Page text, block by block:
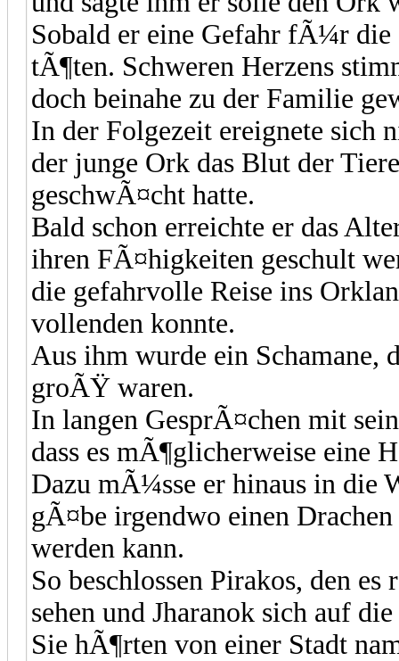
Sobald er eine Gefahr fÃ¼r die
tÃ¶ten. Schweren Herzens
doch beinahe zu der Familie
In der Folgezeit ereignete sich
der junge Ork das Blut der
geschwÃ¤cht hatte.
Bald schon erreichte er das
ihren FÃ¤higkeiten geschult
die gefahrvolle Reise ins
vollenden konnte.
Aus ihm wurde ein
groÃŸ waren.
In langen GesprÃ¤chen mit
dass es mÃ¶glicherweise
Dazu mÃ¼sse er hinaus in die
gÃ¤be irgendwo einen Drachen
werden kann.
So beschlossen Pirakos, den
sehen und Jharanok sich auf
Sie hÃ¶rten von einer Stadt